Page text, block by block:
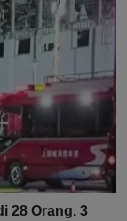
28 Orang, 3